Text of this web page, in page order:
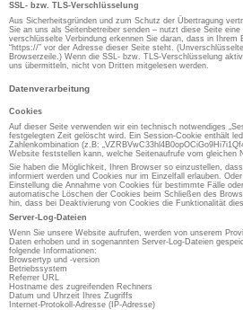
SSL- bzw. TLS-Verschlüsselung
Aus Sicherheitsgründen und zum Schutz der Übertragung
Sie an uns als Seitenbetreiber senden – nutzt diese Seite
verschlüsselte Verbindung erkennen Sie daran, dass in Ihrem
“https://” vor der Adresse dieser Seite steht.
Browserzeile.) Wenn die SSL- bzw. TLS-Verschlüsselung
uns übermitteln, nicht von Dritten mitgelesen werden.
Datenverarbeitung
Cookies
Auf dieser Seite verwenden wir ein technisch notwendiges
festgelegten Zeit gelöscht wird. Ein Session-Cookie enthält
Zahlenkombination (z.B:
Website feststellen kann, welche Seitenaufrufe vom gleichen
Sie haben die Möglichkeit, Ihren Browser so einzustellen,
informiert werden und Cookies nur im Einzelfall erlauben.
Einstellung die Annahme von Cookies für bestimmte Fälle
automatische Löschen der Cookies beim Schließen des
hin, dass bei Deaktivierung von Cookies die Funktionalität
Server-Log-Dateien
Wenn Sie unsere Website aufrufen, werden von unserem
Daten erhoben und in sogenannten Server-Log-Dateien
folgende Informationen:
Browsertyp und -version
Betriebssystem
Referrer URL
Hostname des zugreifenden Rechners
Datum und Uhrzeit Ihres Zugriffs
Internet-Protokoll-Adresse (IP-Adresse)